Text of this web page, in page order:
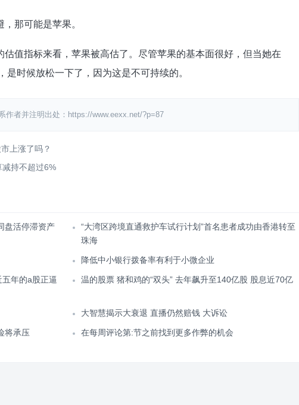
那可能是苹果。
值指标来看，苹果被高估了。尽管苹果的基本面很好，但当她在
时候放松一下了，因为这是不可持续的。
作者并注明出处：https://www.eexx.net/?p=87
上涨了吗？
持不超过6%
盘活停滞资产
“大湾区跨境直通救护车试行计划”首名患者成功由香港转至
珠海
降低中小银行拨备率有利于小微企业
年的a股正逼
温的股票 猪和鸡的“双头” 去年飙升至140亿股 股息近70亿
大智慧揭示大衰退 直播仍然赔钱 大诉讼
将承压 在每周评论第:节之前找到更多作弊的机会